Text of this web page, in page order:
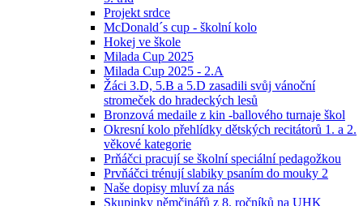
Projekt srdce
McDonald´s cup - školní kolo
Hokej ve škole
Milada Cup 2025
Milada Cup 2025 - 2.A
Žáci 3.D, 5.B a 5.D zasadili svůj vánoční
stromeček do hradeckých lesů
Bronzová medaile z kin -ballového turnaje škol
Okresní kolo přehlídky dětských recitátorů 1. a 2.
věkové kategorie
Prňáčci pracují se školní speciální pedagožkou
Prvňáčci trénují slabiky psaním do mouky 2
Naše dopisy mluví za nás
Skupinky němčinářů z 8. ročníků na UHK